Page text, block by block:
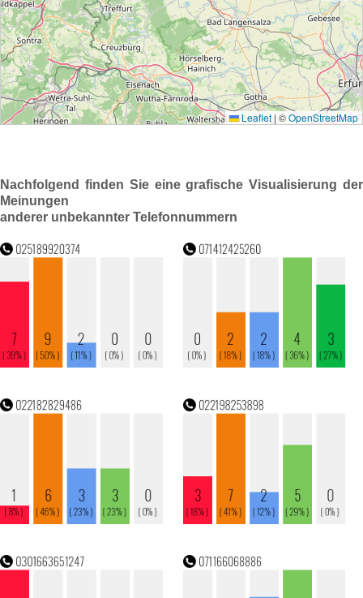
Nachfolgend finden Sie eine grafische Visualisierung der
Meinungen
anderer unbekannter Telefonnummern